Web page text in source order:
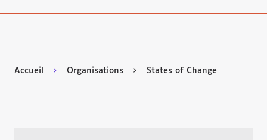
Accueil Organisations States of Change